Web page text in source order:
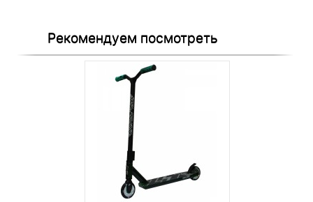
Рекомендуем посмотреть